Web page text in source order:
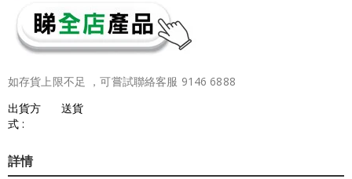
如存貨上限不足 ，可嘗試聯絡客服 9146 6888
出貨方
式 :
送貨
詳情